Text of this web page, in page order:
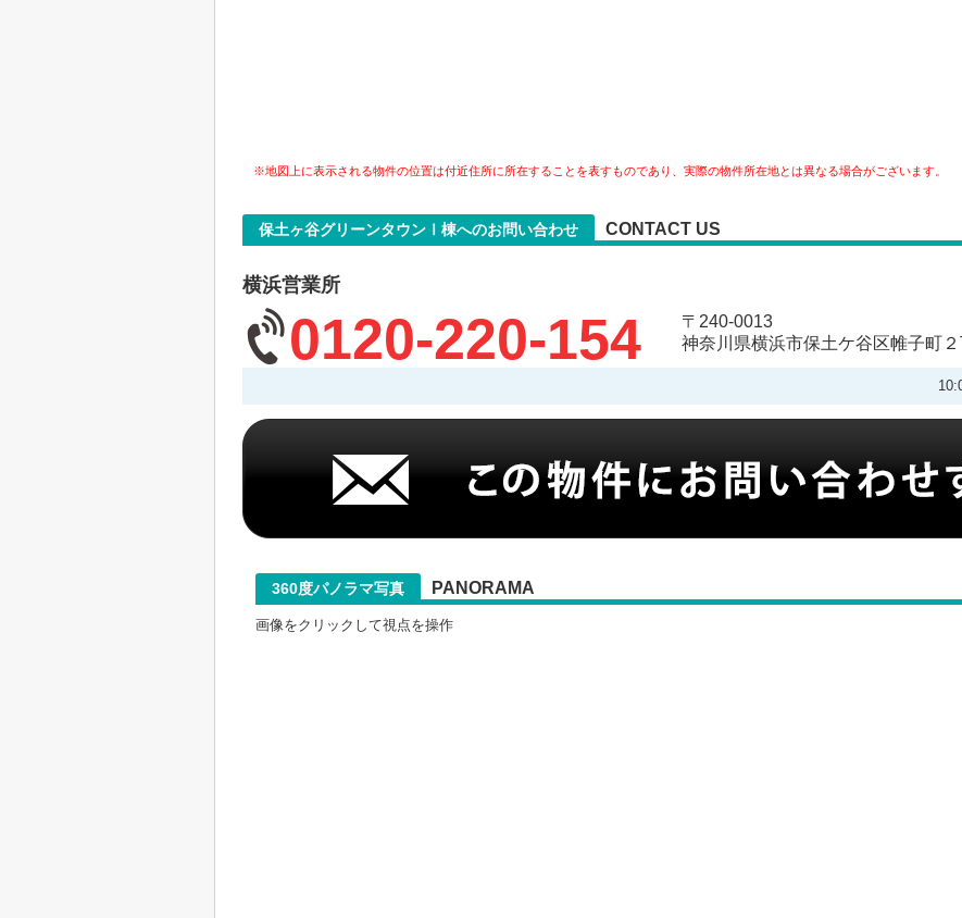
※地図上に表示される物件の位置は付近住所に所在することを表すものであり、実際の物件所在地とは異なる場合がございます。
保土ヶ谷グリーンタウンⅠ棟へのお問い合わせ CONTACT US
横浜営業所
0120-220-154
〒240-0013
神奈川県横浜市保土ケ谷区帷子町
360度パノラマ写真 PANORAMA
画像をクリックして視点を操作